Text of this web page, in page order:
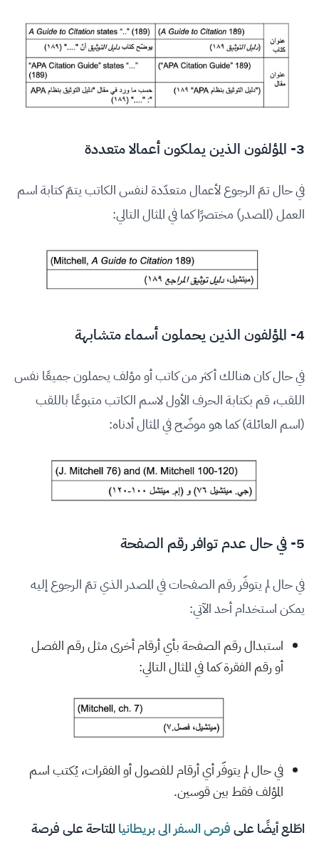
3- المؤلفون الذين يملكون أعمالا متعددة
في حال تمّ الرجوع لأعمال متعدّدة لنفس الكاتب يتمّ كتابة اسم
العمل (المصدر) مختصرًا كما في المثال التالي:
4- المؤلفون الذين يحملون أسماء متشابهة
في حال كان هنالك أكثر من كاتب أو مؤلف يحملون جميعًا نفس
اللقب، قم بكتابة الحرف الأول لاسم الكاتب متبوعًا باللقب
(اسم العائلة) كما هو موضّح في المثال أدناه:
5- في حال عدم توافر رقم الصفحة
في حال لم يتوفّر رقم الصفحات في المصدر الذي تمّ الرجوع إليه
يمكن استخدام أحد الآتي:
استبدال رقم الصفحة بأي أرقام أخرى مثل رقم الفصل
أو رقم الفقرة كما في المثال التالي:
في حال لم يتوفّر أي أرقام للفصول أو الفقرات، يُكتب اسم
المؤلف فقط بين قوسين.
اطّلع أيضًا علىفرص السفر الى بريطانيا المتاحة على فرصة